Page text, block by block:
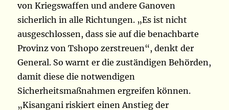
von Kriegswaffen und andere Ganoven
sicherlich in alle Richtungen. „Es ist nicht
ausgeschlossen, dass sie auf die benachbarte
Provinz von Tshopo zerstreuen“, denkt der
General. So warnt er die zuständigen Behörden,
damit diese die notwendigen
Sicherheitsmaßnahmen ergreifen können.
„Kisangani riskiert einen Anstieg der